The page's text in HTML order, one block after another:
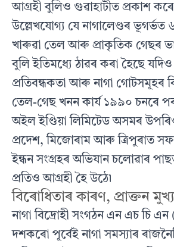
আগ্ৰহী বুলিও গুৱাহাটীত প্ৰকাশ
উল্লেখযোগ্য যে নাগালেণ্ডৰ
খাৰুৱা তেল আৰু প্ৰাকৃতিক গেছৰ
বুলি ইতিমধ্যে ঠাৱৰ কৰা হৈছে যদিও
প্ৰতিবন্ধকতা আৰু নাগা গোটসমূহৰ
তেল-গেছ খনন কাৰ্য ১৯৯০ চনৰে
অইল ইণ্ডিয়া লিমিটেড অসমৰ
প্ৰদেশ, মিজোৰাম আৰু ত্ৰিপুৰাত
ইন্ধন সংগ্ৰহৰ অভিযান চলোৱাৰ
প্ৰতিও আগ্ৰহী হৈ উঠে৷
বিৰোধিতাৰ কাৰণ, প্ৰাক্তন
নাগা বিদ্ৰোহী সংগঠন এন এচ চি
দশকৰো পূর্বেই নাগা সমস্যাৰ